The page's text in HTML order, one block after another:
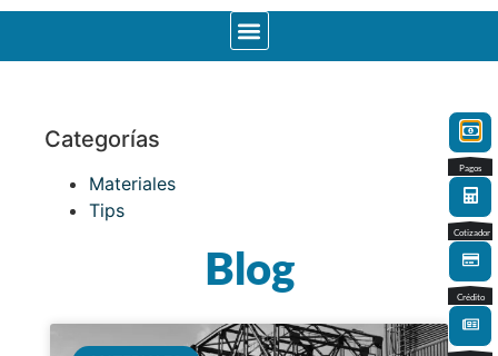
Categorías
Materiales
Tips
Blog
Pagos
Cotizador
Crédito